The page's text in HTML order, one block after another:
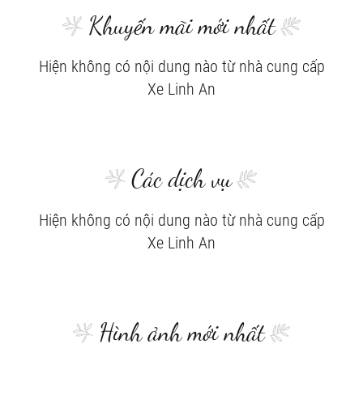
Khuyến mãi mới nhất
Hiện không có nội dung nào từ nhà cung cấp
Xe Linh An
Các dịch vụ
Hiện không có nội dung nào từ nhà cung cấp
Xe Linh An
Hình ảnh mới nhất